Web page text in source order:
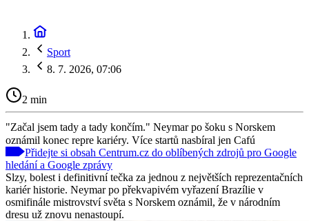
Sport
8. 7. 2026, 07:06
2 min
"Začal jsem tady a tady končím." Neymar po šoku s Norskem
oznámil konec repre kariéry. Více startů nasbíral jen Cafú
Přidejte si obsah Centrum.cz do oblíbených zdrojů pro Google
hledání a Google zprávy
Slzy, bolest i definitivní tečka za jednou z největších reprezentačních
kariér historie. Neymar po překvapivém vyřazení Brazílie v
osmifinále mistrovství světa s Norskem oznámil, že v národním
dresu už znovu nenastoupí.